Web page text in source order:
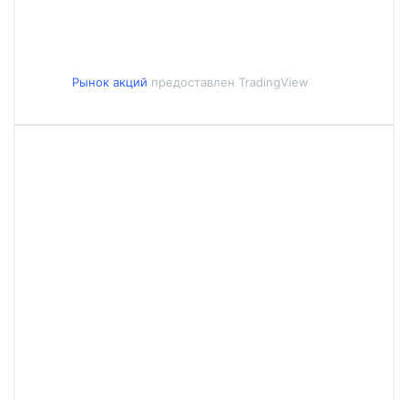
Рынок акций предоставлен TradingView